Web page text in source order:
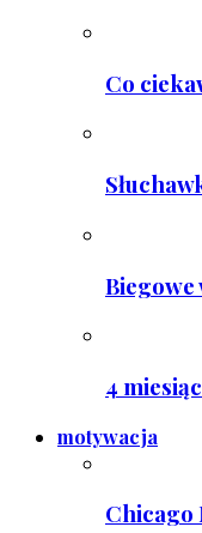
Co
4
motywacja
Chicago